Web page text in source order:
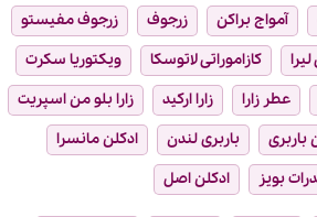
آمواج براکن زرجوف
زرجوف مفیستو
کازاموراتی لاتوسکا
ویکتوریا سکرت
عطر زارا زارا ارکید
زارا بلو من اسپریت
باربری باربری لندن
ادکلن مانسرا
بویز
ادکلن اصل